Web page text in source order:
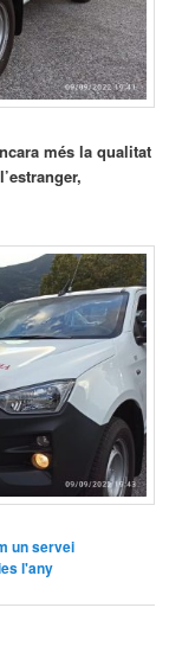
més la qualitat
un servei
l'any